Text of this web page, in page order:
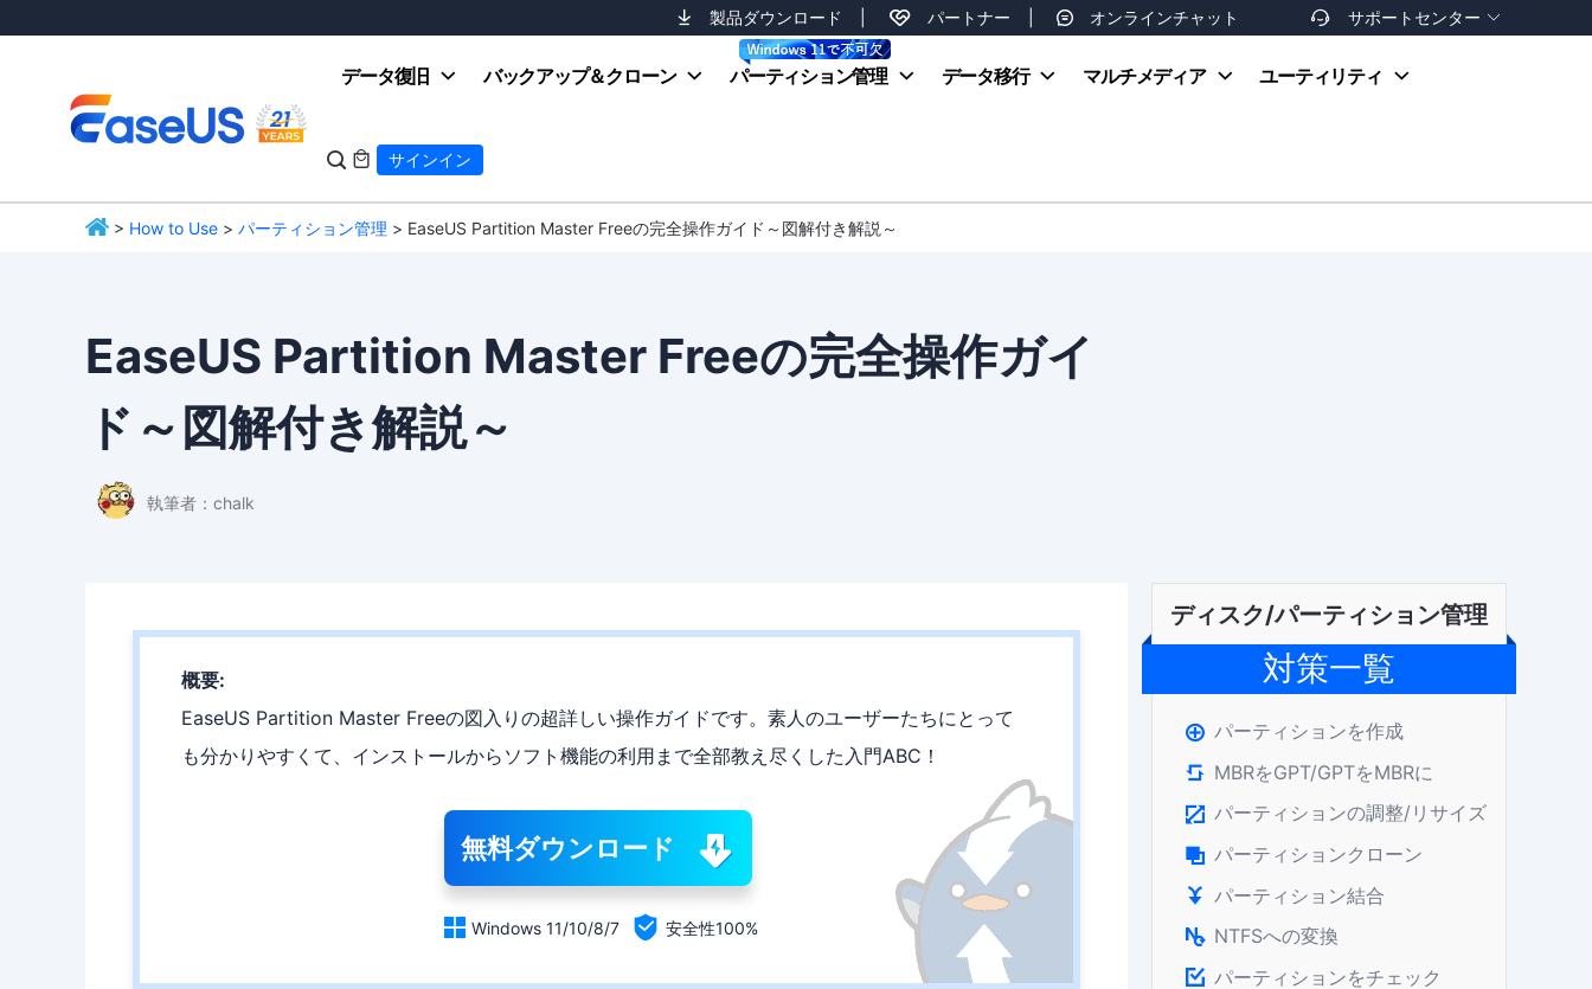
製品ダウンロード パートナー オンラインチャット  サポートセンター 
お支払い方法
データ復旧 バックアップ＆クローン パーティション管理 データ移行 マルチメディア ユーティリティ
  サインイン
> How to Use > パーティション管理 > EaseUS Partition Master Freeの完全操作ガイド～図解付き解説～
EaseUS Partition Master Freeの完全操作ガイ
ド～図解付き解説～
執筆者： chalk
概要:
EaseUS Partition Master Freeの図入りの超詳しい操作ガイドです。素人のユーザーたちにとって
も分かりやすくて、インストールからソフト機能の利用まで全部教え尽くした入門ABC！
無料ダウンロード
 Windows 11/10/8/7  安全性100%
ディスク/パーティション管理
対策一覧
 パーティションを作成
 MBRをGPT/GPTをMBRに
 パーティションの調整/リサイズ
 パーティションクローン
 パーティション結合
 NTFSへの変換
 パーティションをチェック